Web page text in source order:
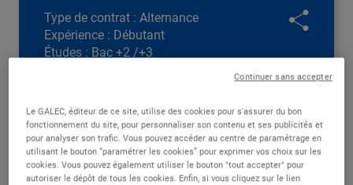
Type de contrat : Alternance
Expérience : Débutant
Études : Bac +2 /+3
DESCRIPTION
Le GALEC, éditeur de ce site, utilise des cookies pour s'assurer du bon
fonctionnement du site, pour personnaliser son contenu et ses publicités et
pour analyser son trafic. Vous pouvez accéder au centre de paramétrage en
utilisant le bouton “paramétrer les cookies” pour exprimer vos choix sur les
cookies. Vous pouvez également utiliser le bouton "tout accepter" pour
autoriser le dépôt de tous les cookies. Enfin, si vous cliquez sur le lien
Continuer sans accepter